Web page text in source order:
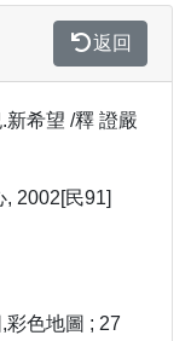
返回
新希望 /釋 證嚴
2002[民91]
彩色地圖 ; 27